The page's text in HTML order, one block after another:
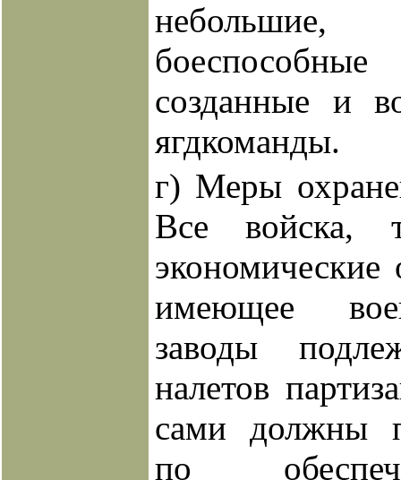
созданные и
ягдкоманды.
г) Меры
Все войска,
экономические
имеющее
заводы
налетов
сами должны
по